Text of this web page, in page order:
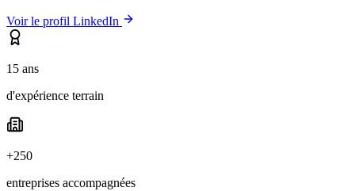
Voir le profil LinkedIn
15 ans
d'expérience terrain
+250
entreprises accompagnées